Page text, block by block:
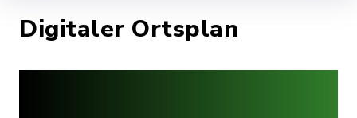
Digitaler Ortsplan